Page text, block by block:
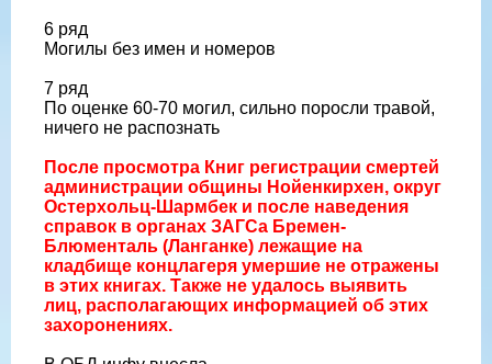
6 ряд
Могилы без имен и номеров
7 ряд
По оценке 60-70 могил, сильно поросли травой,
ничего не распознать
После просмотра Книг регистрации смертей
администрации общины Нойенкирхен, округ
Остерхольц-Шармбек и после наведения
справок в органах ЗАГСа Бремен-
Блюменталь (Ланганке) лежащие на
кладбище концлагеря умершие не отражены
в этих книгах. Также не удалось выявить
лиц, располагающих информацией об этих
захоронениях.